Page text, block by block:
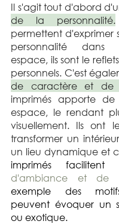
Il s'agit tout d'abord
de la personnalité.
permettent d'exprimer
personnalité dans
espace, ils sont le
personnels. C'est
de caractère et de
imprimés apporte
espace, le rendant
visuellement. Ils ont
transformer un
un lieu dynamique et
imprimés facilitent
d'ambiance et de
exemple des
peuvent évoquer un
ou exotique.